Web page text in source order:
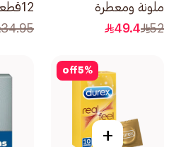
ملونة ومعطرة
12قطعة
52
49.4
12قطعة
34.95
5%
off
+